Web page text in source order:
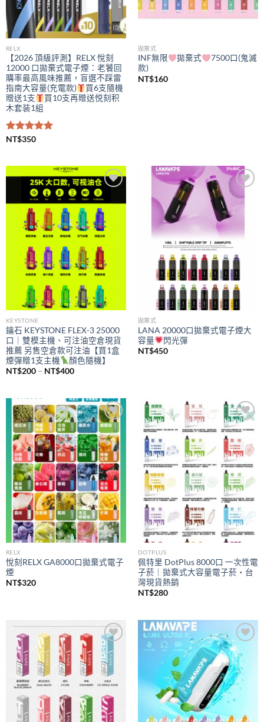
RELX
【2026 頂級評測】RELX 悅刻
12000 口拋棄式電子煙：老饕回
購率最高風味推薦，盲選不踩雷
指南大容量(充電款)
買6支隨機
贈送1支
買10支再贈送悦刻积
木套装1組
評分5.00
NT$350
拋棄式
INF無限 拋棄式
7500口(鬼滅
款)
NT$160
Add to
wishlist
KEYSTONE
鑰石 KEYSTONE FLEX-3 25000
口｜雙模主機、可注油空倉現貨
推薦 另售空倉款可注油【買1盒
煙彈贈1支主機
顏色隨機】
NT$200 – NT$400價
NT$200
到
NT$400
Add to
wishlist
拋棄式
LANA 20000口拋棄式電子煙大
容量
閃光彈
NT$450
Add to
wishlist
RELX
悅刻RELX GA8000口拋棄式電子
煙
NT$320
Add to
DOTPLUS
佩特里 DotPlus 8000口 一次性電
子菸｜拋棄式大容量電子菸・台
灣現貨熱銷
NT$280
Add to
wishlist
Add to
wishlist